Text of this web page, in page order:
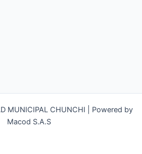
MUNICIPAL CHUNCHI | Powered by
Macod S.A.S